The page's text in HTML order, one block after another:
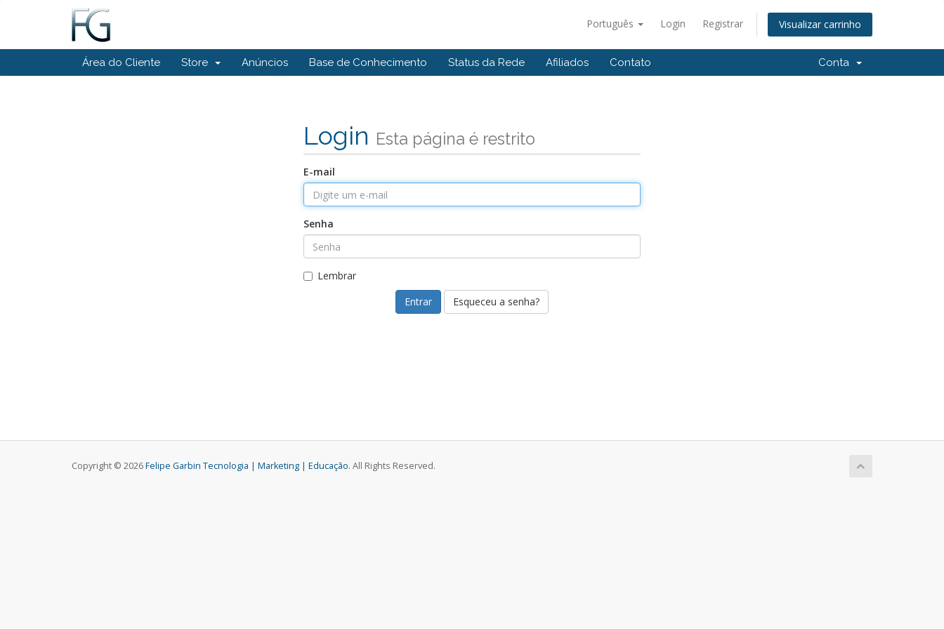
Português Login Registrar Visualizar carrinho
Área do Cliente Store Anúncios Base de Conhecimento Status da Rede Afiliados Contato Conta
Login Esta página é restrito
E-mail
Senha
Lembrar
Esqueceu a senha?
Copyright © 2026Felipe Garbin Tecnologia | Marketing | Educação. All Rights Reserved.